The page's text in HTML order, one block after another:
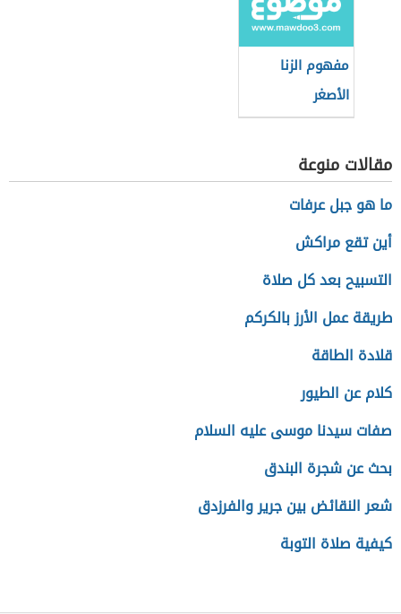
مفهوم الزنا
الأصغر
مقالات منوعة
ما هو جبل عرفات
أين تقع مراكش
التسبيح بعد كل صلاة
طريقة عمل الأرز بالكركم
قلادة الطاقة
كلام عن الطيور
صفات سيدنا موسى عليه السلام
بحث عن شجرة البندق
شعر النقائض بين جرير والفرزدق
كيفية صلاة التوبة